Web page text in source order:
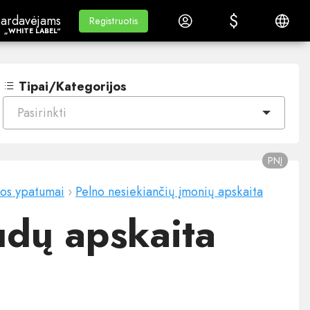
Label“
„WHITE LABEL“
Mokymasis
Mokymasis
Registruotis
Registruotis Prisijungti $
$ Lietuvių
Tipai/Kategorijos
Pasirinkti
ypatumai › Pelno nesiekiančių įmonių apskaita
apskaita
PNĮ